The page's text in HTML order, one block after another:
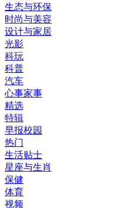
生态与环保
时尚与美容
设计与家居
光影
科玩
科普
汽车
心事家事
精选
特辑
早报校园
热门
生活贴士
星座与生肖
保健
体育
视频